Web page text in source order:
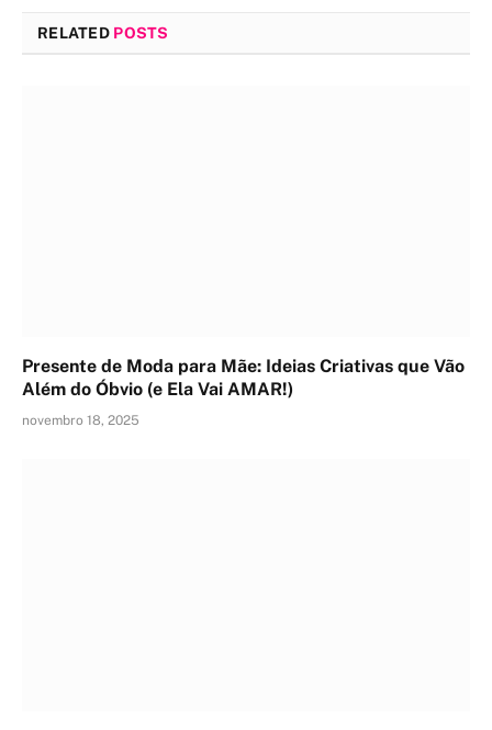
RELATED POSTS
Presente de Moda para Mãe: Ideias Criativas que Vão
Além do Óbvio (e Ela Vai AMAR!)
novembro 18, 2025